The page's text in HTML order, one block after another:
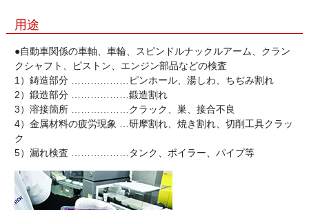
用途
●自動車関係の車軸、車輪、スピンドルナックルアーム、クラン
クシャフト、ピストン、エンジン部品などの検査
1）鋳造部分 ………………ピンホール、湯しわ、ちぢみ割れ
2）鍛造部分 ………………鍛造割れ
3）溶接箇所 ………………クラック、巣、接合不良
4）金属材料の疲労現象 …研摩割れ、焼き割れ、切削工具クラッ
ク
5）漏れ検査 ………………タンク、ボイラー、パイプ等